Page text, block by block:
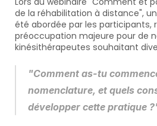
de la réhabilitation à distance",
été abordée par les participants,
préoccupation majeure pour de
kinésithérapeutes souhaitant
"Comment as-tu
nomenclature, et quels
développer cette pratique